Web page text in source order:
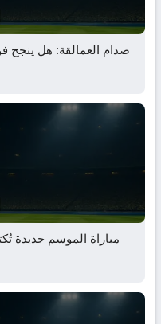
صدام العمالقة: هل ينجح
مباراة الموسم جديدة